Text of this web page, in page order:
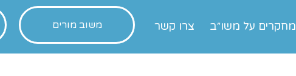
מחקרים על משו״ב צרו קשר משוב מורים